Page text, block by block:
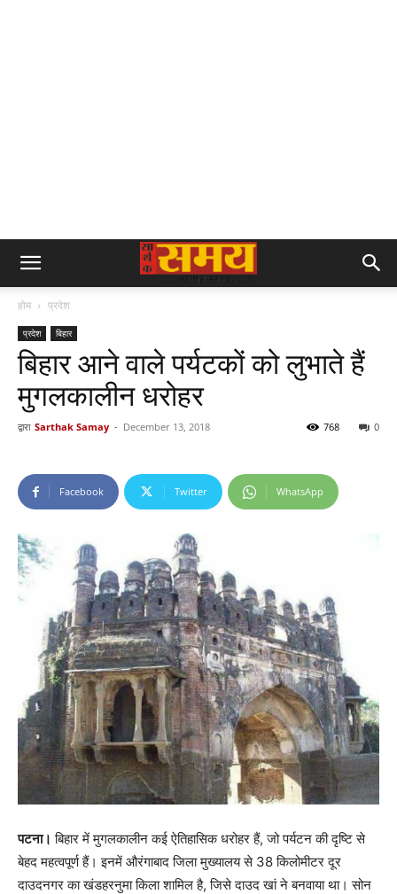
होम प्रदेश
प्रदेश बिहार
बिहार आने वाले पर्यटकों को लुभाते हैं
मुगलकालीन धरोहर
द्वारा Sarthak Samay - December 13, 2018 0
768
Facebook Twitter WhatsApp
पटना। बिहार में मुगलकालीन कई ऐतिहासिक धरोहर हैं, जो पर्यटन की दृष्टि से
बेहद महत्वपूर्ण हैं। इनमें औरंगाबाद जिला मुख्यालय से 38 किलोमीटर दूर
दाउदनगर का खंडहरनुमा किला शामिल है, जिसे दाउद खां ने बनवाया था। सोन